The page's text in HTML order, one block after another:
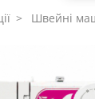
Швейні